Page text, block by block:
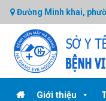
Skip
to
content
Đường Minh khai,
Giới thiệu